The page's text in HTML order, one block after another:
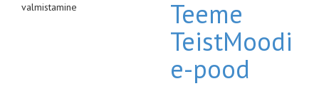
Teeme
TeistMoodi
e-pood